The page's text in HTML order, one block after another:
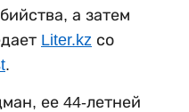
а затем
Liter.kz со
.
ее 44-летней